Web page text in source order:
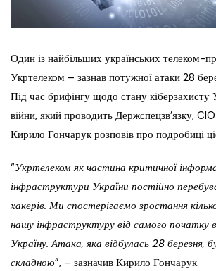
Один із найбільших українських телеком-
Укртелеком – зазнав потужної атаки 28
Під час брифінгу щодо стану кіберзахисту
війни, який проводить Держспецзв’язку,
Кирило Гончарук розповів про подробиці
“Укртелеком як частина критичної
інфраструктури України постійно
хакерів. Ми спостерігаємо зростання
нашу інфраструктуру від самого початку
Україну. Атака, яка відбулась 28
складною”, – зазначив Кирило Гончарук.